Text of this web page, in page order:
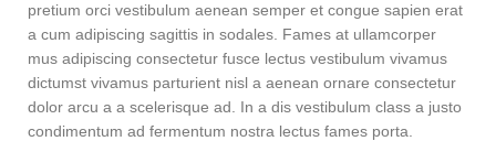
pretium orci vestibulum aenean semper et congue sapien erat
a cum adipiscing sagittis in sodales. Fames at ullamcorper
mus adipiscing consectetur fusce lectus vestibulum vivamus
dictumst vivamus parturient nisl a aenean ornare consectetur
dolor arcu a a scelerisque ad. In a dis vestibulum class a justo
condimentum ad fermentum nostra lectus fames porta.